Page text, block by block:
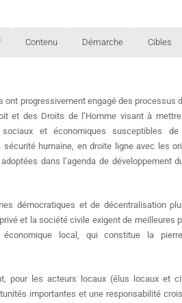
Contenu Démarche Cibles
ont progressivement engagé des processus
et des Droits de l’Homme visant à
et économiques susceptibles de
sécurité humaine, en droite ligne avec les
dans l’agenda de développement
démocratiques et de décentralisation
et la société civile exigent de meilleures
économique local, qui constitue la
pour les acteurs locaux (élus locaux et
importantes et une responsabilité